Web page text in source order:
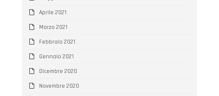
Aprile 2021
Marzo 2021
Febbraio 2021
Gennaio 2021
Dicembre 2020
Novembre 2020